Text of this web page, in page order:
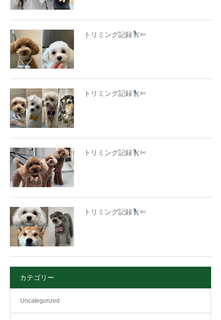
トリミング記録 ✄
トリミング記録 ✄
トリミング記録 ✄
トリミング記録 ✄
カテゴリー
Uncategorized